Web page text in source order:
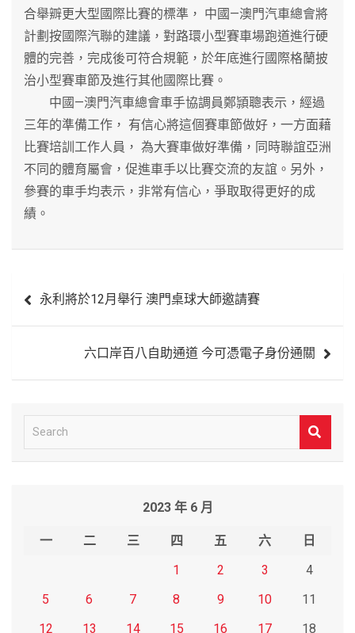
合舉辧更大型國際比賽的標準， 中國—澳門汽車總會將
計劃按國際汽聯的建議，對路環小型賽車場跑道進行硬
體的完善，完成後可符合規範，於年底進行國際格蘭披
治小型賽車節及進行其他國際比賽。
中國—澳門汽車總會車手協調員鄭頴聰表示，經過
三年的準備工作， 有信心將這個賽車節做好，一方面藉
比賽培訓工作人員， 為大賽車做好準備，同時聯誼亞洲
不同的體育屬會，促進車手以比賽交流的友誼。另外，
參賽的車手均表示，非常有信心，爭取取得更好的成
績。
章
永利將於12月舉行 澳門桌球大師邀請賽
六口岸百八自助通道 今可憑電子身份通關
e
2023 年 6 月
一 二 三 四 五 六
日
1
2 3
4
5
6 7 8 9 10
11
12
13 14 15 16 17 18